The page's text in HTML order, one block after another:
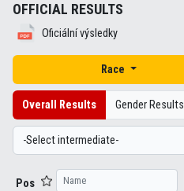
OFFICIAL RESULTS
Oficiální výsledky
Race
Overall Results Gender Results
Pos